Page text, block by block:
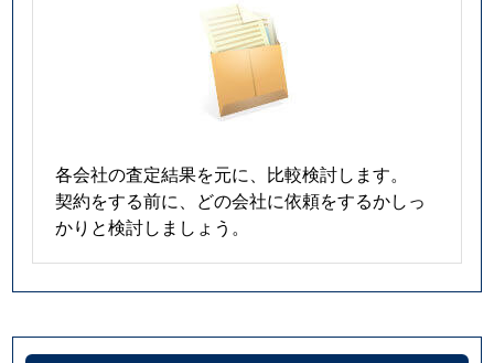
各会社の査定結果を元に、比較検討します。
契約をする前に、どの会社に依頼をするかしっ
かりと検討しましょう。